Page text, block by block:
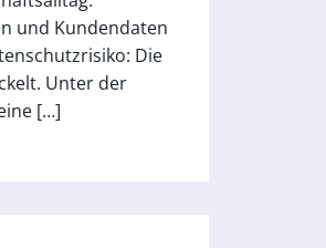
und Kundendaten
Die
Unter der
[…]